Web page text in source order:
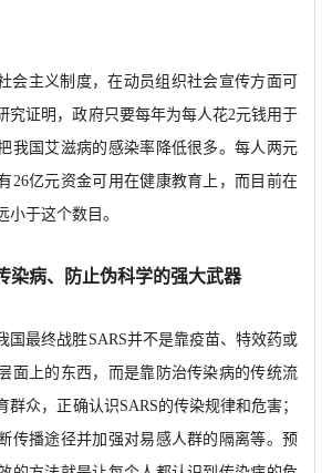
会主义制度，在动员组织社会宣传方面可
究证明，政府只要每年为每人花2元钱用于
我国艾滋病的感染率降低很多。每人两元
26亿元资金可用在健康教育上，而目前在
小于这个数目。
染病、防止伪科学的强大武器
国最终战胜SARS并不是靠疫苗、特效药或
面上的东西，而是靠防治传染病的传统流
群众，正确认识SARS的传染规律和危害；
传播途径并加强对易感人群的隔离等。预